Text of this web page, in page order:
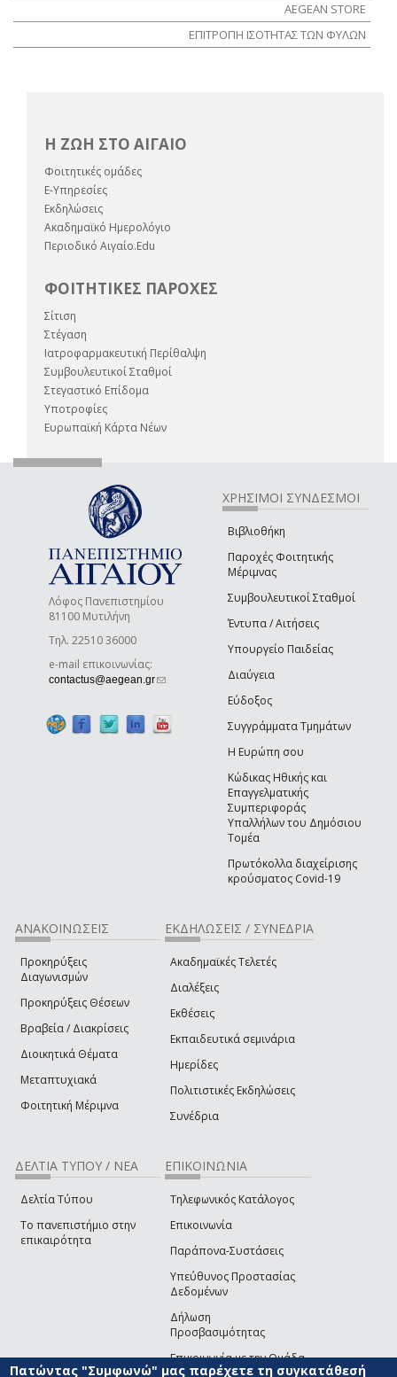
AEGEAN STORE
ΕΠΙΤΡΟΠΗ ΙΣΟΤΗΤΑΣ ΤΩΝ ΦΥΛΩΝ
Η ΖΩΗ ΣΤΟ ΑΙΓΑΙΟ
Φοιτητικές ομάδες
E-Υπηρεσίες
Εκδηλώσεις
Ακαδημαϊκό Ημερολόγιο
Περιοδικό Αιγαίο.Edu
ΦΟΙΤΗΤΙΚΕΣ ΠΑΡΟΧΕΣ
Σίτιση
Στέγαση
Ιατροφαρμακευτική Περίθαλψη
Συμβουλευτικοί Σταθμοί
Στεγαστικό Επίδομα
Υποτροφίες
Ευρωπαϊκή Κάρτα Νέων
Λόφος Πανεπιστημίου
81100 Μυτιλήνη
Τηλ. 22510 36000
e-mail επικοινωνίας:
contactus@aegean.gr(link sends e-mail)
ΧΡΗΣΙΜΟΙ ΣΥΝΔΕΣΜΟΙ
Βιβλιοθήκη
Παροχές Φοιτητικής
Μέριμνας
Συμβουλευτικοί Σταθμοί
Έντυπα / Αιτήσεις
Υπουργείο Παιδείας
Διαύγεια
Εύδοξος
Συγγράμματα Τμημάτων
Η Ευρώπη σου
Κώδικας Ηθικής και
Επαγγελματικής
Συμπεριφοράς
Υπαλλήλων του Δημόσιου
Τομέα
Πρωτόκολλα διαχείρισης
κρούσματος Covid-19
ΑΝΑΚΟΙΝΩΣΕΙΣ
Προκηρύξεις
Διαγωνισμών
Προκηρύξεις Θέσεων
Βραβεία / Διακρίσεις
Διοικητικά Θέματα
Μεταπτυχιακά
Φοιτητική Μέριμνα
ΕΚΔΗΛΩΣΕΙΣ / ΣΥΝΕΔΡΙΑ
Ακαδημαϊκές Τελετές
Διαλέξεις
Εκθέσεις
Εκπαιδευτικά σεμινάρια
Ημερίδες
Πολιτιστικές Εκδηλώσεις
Συνέδρια
ΔΕΛΤΙΑ ΤΥΠΟΥ / ΝΕΑ
Δελτία Τύπου
Το πανεπιστήμιο στην
επικαιρότητα
ΕΠΙΚΟΙΝΩΝΙΑ
Τηλεφωνικός Κατάλογος
Επικοινωνία
Παράπονα-Συστάσεις
Υπεύθυνος Προστασίας
Δεδομένων
Δήλωση
Προσβασιμότητας
Επικοινωνία με την Ομάδα
Ανάπτυξης του site(link sends e-mail)
Πατώντας "Συμφωνώ" μας παρέχετε τη συγκατάθεσή